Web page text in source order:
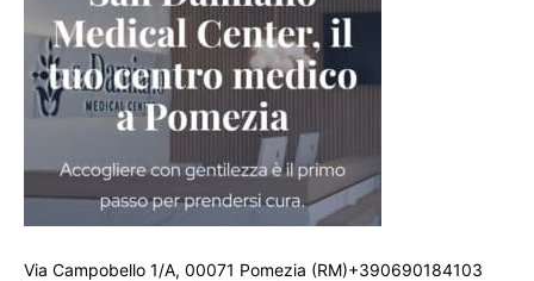
Via Campobello 1/A, 00071 Pomezia (RM)+390690184103